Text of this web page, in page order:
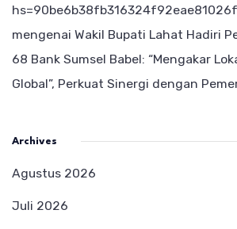
mengenai Wakil Bupati Lahat Hadiri
68 Bank Sumsel Babel: “Mengakar
Global”, Perkuat Sinergi dengan
Archives
Agustus 2026
Juli 2026